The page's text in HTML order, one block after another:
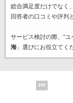
総合満足度だけでなく
回答者の口コミや評判
サービス検討の際、“
海」選びにお役立てく
PR